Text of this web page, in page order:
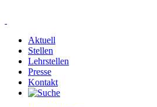
Aktuell
Stellen
Lehrstellen
Presse
Kontakt